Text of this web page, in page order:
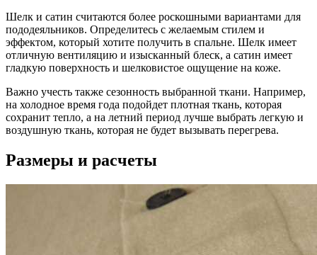
Шелк и сатин считаются более роскошными вариантами для
пододеяльников. Определитесь с желаемым стилем и
эффектом, который хотите получить в спальне. Шелк имеет
отличную вентиляцию и изысканный блеск, а сатин имеет
гладкую поверхность и шелковистое ощущение на коже.
Важно учесть также сезонность выбранной ткани. Например,
на холодное время года подойдет плотная ткань, которая
сохранит тепло, а на летний период лучше выбрать легкую и
воздушную ткань, которая не будет вызывать перегрева.
Размеры и расчеты